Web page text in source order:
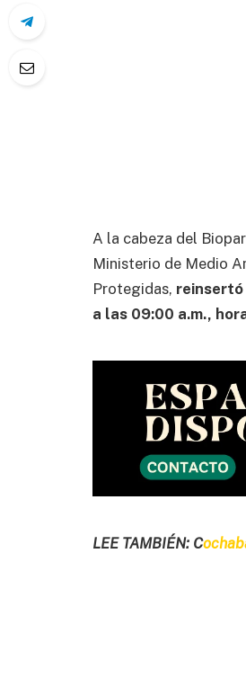
A la cabeza del
Ministerio de Medio
Protegidas, reinsertó
a las 09:00 a.m.,
LEE TAMBIÉN: C